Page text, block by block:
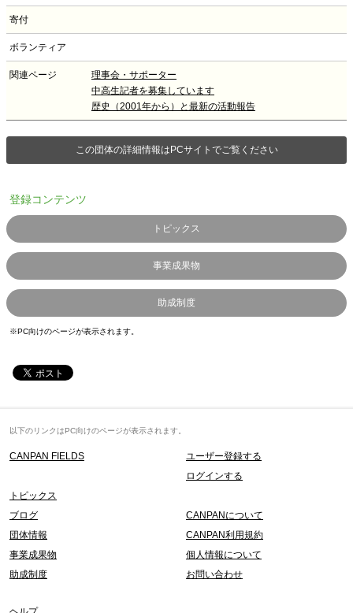
寄付
ボランティア
関連ページ
理事会・サポーター
中高生記者を募集しています
歴史（2001年から）と最新の活動報告
この団体の詳細情報はPCサイトでご覧ください
登録コンテンツ
トピックス
事業成果物
助成制度
※PC向けのページが表示されます。
以下のリンクはPC向けのページが表示されます。
CANPAN FIELDS
ユーザー登録する
ログインする
トピックス
ブログ
団体情報
事業成果物
助成制度
CANPANについて
CANPAN利用規約
個人情報について
お問い合わせ